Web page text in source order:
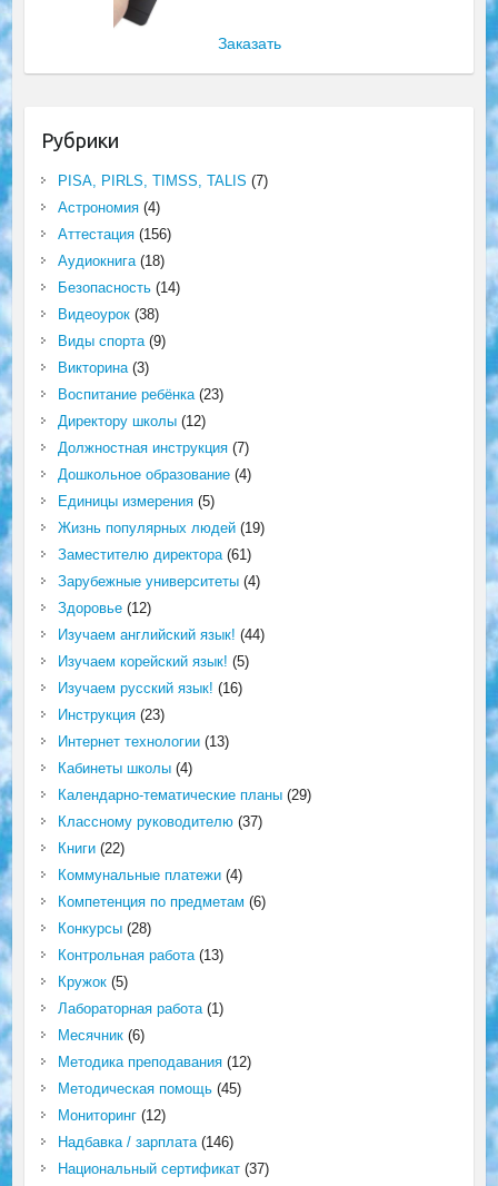
Заказать
Рубрики
PISA, PIRLS, TIMSS, TALIS (7)
Астрономия(4)
Аттестация(156)
Аудиокнига(18)
Безопасность(14)
Видеоурок(38)
Виды спорта(9)
Викторина(3)
Воспитание ребёнка(23)
Директору школы(12)
Должностная инструкция(7)
Дошкольное образование(4)
Единицы измерения(5)
Жизнь популярных людей(19)
Заместителю директора(61)
Зарубежные университеты(4)
Здоровье(12)
Изучаем английский язык! (44)
Изучаем корейский язык! (5)
Изучаем русский язык! (16)
Инструкция(23)
Интернет технологии(13)
Кабинеты школы(4)
Календарно-тематические планы(29)
Классному руководителю(37)
Книги(22)
Коммунальные платежи(4)
Компетенция по предметам (6)
Конкурсы(28)
Контрольная работа(13)
Кружок(5)
Лабораторная работа(1)
Месячник(6)
Методика преподавания(12)
Методическая помощь(45)
Мониторинг(12)
Надбавка / зарплата(146)
Национальный сертификат(37)